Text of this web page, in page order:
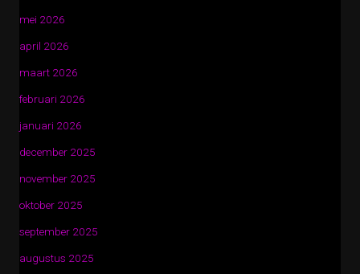
mei 2026
april 2026
maart 2026
februari 2026
januari 2026
december 2025
november 2025
oktober 2025
september 2025
augustus 2025